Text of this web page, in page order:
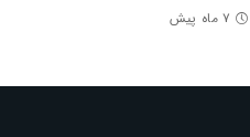
۷ ماه پیش